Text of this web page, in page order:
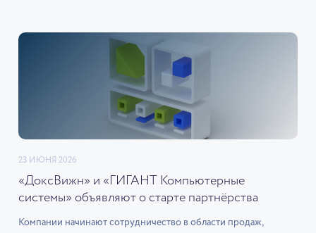
23 ИЮНЯ 2026
«ДоксВижн» и «ГИГАНТ Компьютерные
системы» объявляют о старте партнёрства
Компании начинают сотрудничество в области продаж,